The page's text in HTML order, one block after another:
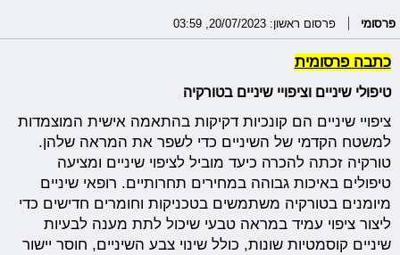
פרסומי פרסום ראשון: 20/07/2023, 03:59
כתבה פרסומית
טיפולי שיניים וציפויי שיניים בטורקיה
ציפויי שיניים הם קונכיות דקיקות בהתאמה אישית המוצמדות
למשטח הקדמי של השיניים כדי לשפר את המראה שלהן.
טורקיה זכתה להכרה כיעד מוביל לציפוי שיניים ומציעה
טיפולים באיכות גבוהה במחירים תחרותיים. רופאי שיניים
מיומנים בטורקיה משתמשים בטכניקות וחומרים חדישים כדי
ליצור ציפוי עמיד במראה טבעי שיכול לתת מענה לבעיות
שיניים קוסמטיות שונות, כולל שינוי צבע השיניים, חוסר יישור